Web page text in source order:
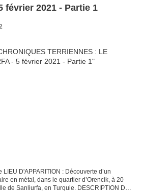
février 2021 - Partie 1
D'APPARITION : Découverte d’un
en métal, dans le quartier d’Orencik, à 20
de Sanliurfa, en Turquie. DESCRIPTION DU